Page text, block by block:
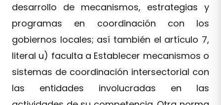
desarrollo de mecanismos, estrategias y
programas en coordinación con los
gobiernos locales; así también el artículo 7,
literal u) faculta a Establecer mecanismos o
sistemas de coordinación intersectorial con
las entidades involucradas en las